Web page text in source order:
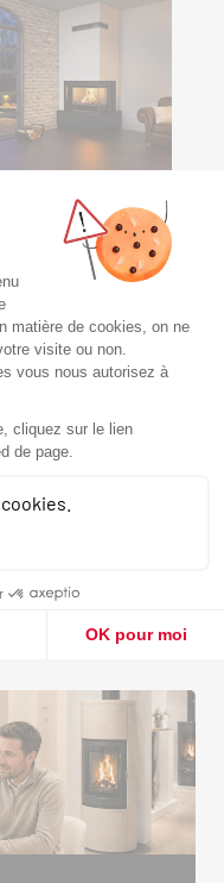
TOURA